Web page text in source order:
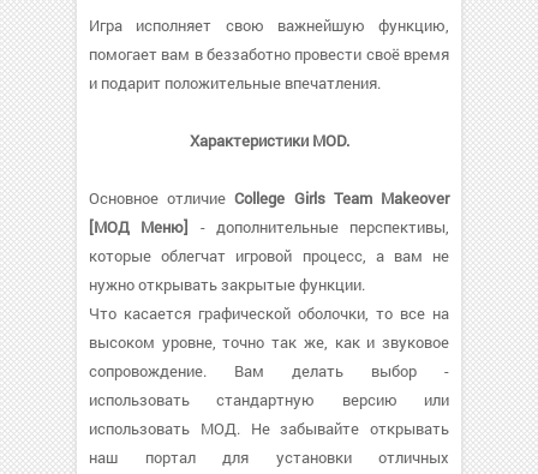
Игра исполняет свою важнейшую функцию,
помогает вам в беззаботно провести своё время
и подарит положительные впечатления.
Характеристики MOD.
Основное отличиеCollege Girls Team Makeover
[МОД Меню] - дополнительные перспективы,
которые облегчат игровой процесс, а вам не
нужно открывать закрытые функции.
Что касается графической оболочки, то все на
высоком уровне, точно так же, как и звуковое
сопровождение. Вам делать выбор -
использовать стандартную версию или
использовать МОД. Не забывайте открывать
наш портал для установки отличных